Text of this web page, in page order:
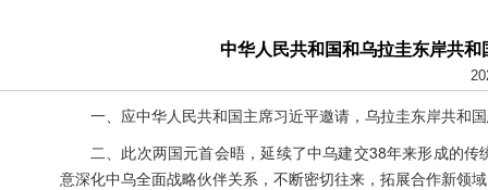
中华人民共和国和乌拉圭东岸共
一、应中华人民共和国主席习近平邀请，乌拉圭东岸共和
二、此次两国元首会晤，延续了中乌建交38年来形成的
意深化中乌全面战略伙伴关系，不断密切往来，拓展合作新领